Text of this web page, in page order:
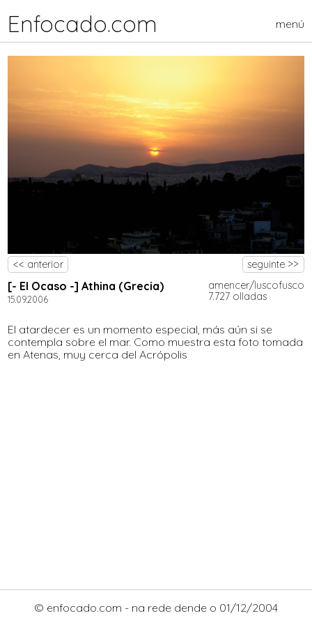
Enfocado.com menú
<< anterior seguinte >>
[- El Ocaso -] Athina (Grecia)
15.09.2006
amencer/luscofusco
7.727 olladas
El atardecer es un momento especial, más aún si se
contempla sobre el mar. Como muestra esta foto tomada
en Atenas, muy cerca del Acrópolis
© enfocado.com - na rede dende o 01/12/2004